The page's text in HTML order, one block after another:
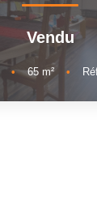
LOCATIONS
ESTIMATION
Vendu
• 65m² •